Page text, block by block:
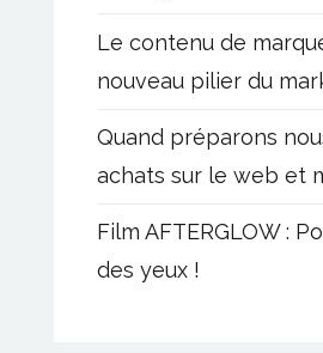
Le contenu de
nouveau pilier du
Quand préparons
achats sur le web et
Film AFTERGLOW :
des yeux !